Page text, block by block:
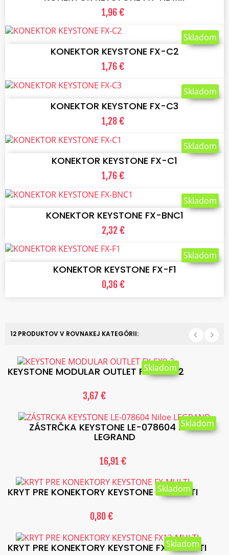
1,96 €
VLOŽIŤ DO KOŠÍKA
KONEKTOR KEYSTONE FX-C2
1,76 €
Skladom
VLOŽIŤ DO KOŠÍKA
KONEKTOR KEYSTONE FX-C3
1,28 €
Skladom
VLOŽIŤ DO KOŠÍKA
KONEKTOR KEYSTONE FX-C1
1,76 €
Skladom
VLOŽIŤ DO KOŠÍKA
KONEKTOR KEYSTONE FX-BNC1
2,32 €
Skladom
VLOŽIŤ DO KOŠÍKA
KONEKTOR KEYSTONE FX-F1
0,36 €
Skladom
12 PRODUKTOV V ROVNAKEJ KATEGÓRII:
KEYSTONE MODULAR OUTLET FX-SX9-2
3,67 €
Skladom
ZÁSTRČKA KEYSTONE LE-078604 Niloe
LEGRAND
16,91 €
Skladom
KRYT PRE KONEKTORY KEYSTONE FX-MULTI
0,80 €
Skladom
KRYT PRE KONEKTORY KEYSTONE FX12-MULTI
Skladom